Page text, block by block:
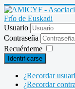
Usuario
Contraseña
Recuérdeme
Identificarse
¿Recordar
¿Recordar